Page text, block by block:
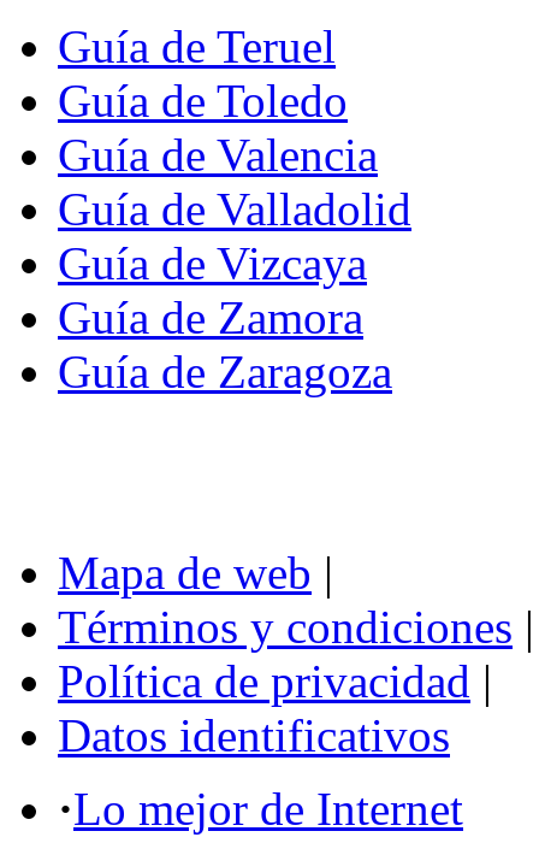
Guía de Teruel
Guía de Toledo
Guía de Valencia
Guía de Valladolid
Guía de Vizcaya
Guía de Zamora
Guía de Zaragoza
Mapa de web |
Términos y condiciones |
Política de privacidad |
Datos identificativos
·Lo mejor de Internet